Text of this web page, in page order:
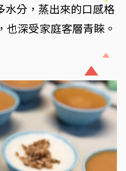
水分，蒸出來的口感格
也深受家庭客層青睞。